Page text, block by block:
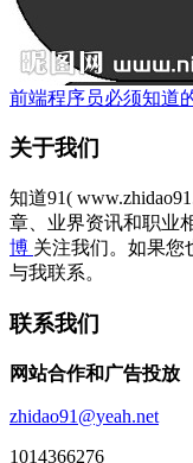
前端程序员必须知道
关于我们
知道91(
章、业界资讯和职业
博 关注我们。如果您
与我联系。
联系我们
网站合作和广告投放
zhidao91@yeah.net
1014366276